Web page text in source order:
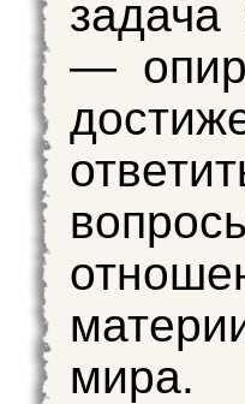
задача
—
мира.